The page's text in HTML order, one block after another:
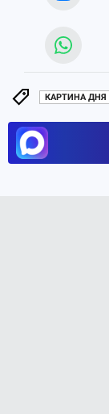
КАРТИНА ДНЯ